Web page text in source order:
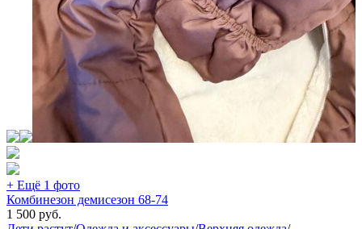
+ Ещё 1 фото
Комбинезон демисезон 68-74
1 500 руб.